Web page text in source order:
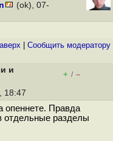
(ok), 07-
Cообщить модератору
и
+ / –
18:47
опеннете. Правда
отдельные разделы